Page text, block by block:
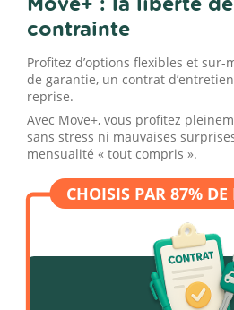
contrainte
Profitez d’options flexibles et sur-
de garantie, un contrat
reprise.
Avec Move+, vous profitez
sans stress ni mauvaises
mensualité « tout compris ».